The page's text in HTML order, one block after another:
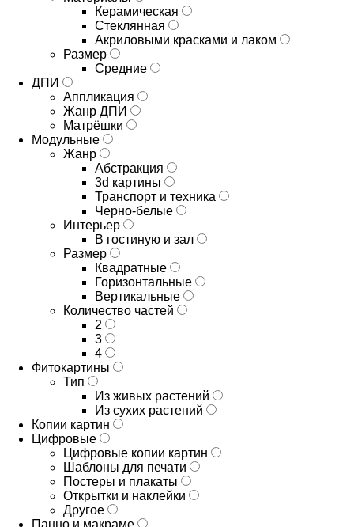
Керамическая
Стеклянная
Акриловыми красками и лаком
Размер
Средние
ДПИ
Аппликация
Жанр ДПИ
Матрёшки
Модульные
Жанр
Абстракция
3d картины
Транспорт и техника
Черно-белые
Интерьер
В гостиную и зал
Размер
Квадратные
Горизонтальные
Вертикальные
Количество частей
2
3
4
Фитокартины
Тип
Из живых растений
Из сухих растений
Копии картин
Цифровые
Цифровые копии картин
Шаблоны для печати
Постеры и плакаты
Открытки и наклейки
Другое
Панно и макраме